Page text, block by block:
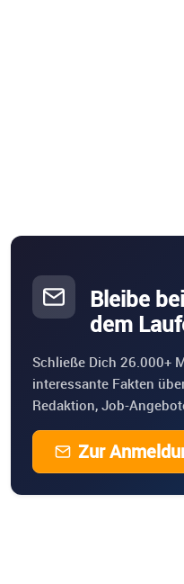
Bleibe
dem
Schließe Dich 26.000+
interessante Fakten
Redaktion, Job-
Zur